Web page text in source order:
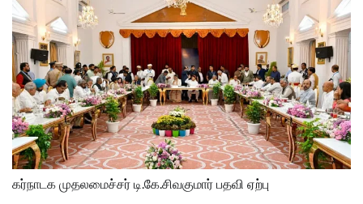
கர்நாடக முதலமைச்சர் டி.கே.சிவகுமார் பதவி ஏற்பு